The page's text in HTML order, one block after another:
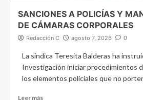
SANCIONES A POLICÍAS Y
DE CÁMARAS CORPORALES
Redacción C agosto 7, 2026 0
La síndica Teresita Balderas ha
Investigación iniciar procedimientos
los elementos policiales que no
Leer más